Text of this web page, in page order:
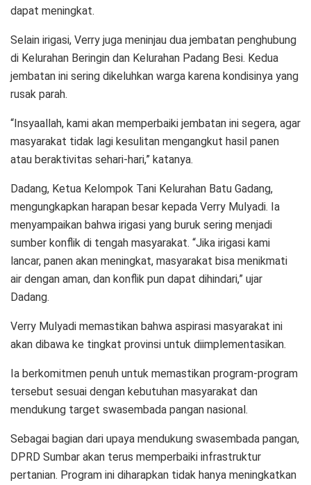
dapat meningkat.
Selain irigasi, Verry juga meninjau dua jembatan penghubung
di Kelurahan Beringin dan Kelurahan Padang Besi. Kedua
jembatan ini sering dikeluhkan warga karena kondisinya yang
rusak parah.
“Insyaallah, kami akan memperbaiki jembatan ini segera, agar
masyarakat tidak lagi kesulitan mengangkut hasil panen
atau beraktivitas sehari-hari,” katanya.
Dadang, Ketua Kelompok Tani Kelurahan Batu Gadang,
mengungkapkan harapan besar kepada Verry Mulyadi. Ia
menyampaikan bahwa irigasi yang buruk sering menjadi
sumber konflik di tengah masyarakat. “Jika irigasi kami
lancar, panen akan meningkat, masyarakat bisa menikmati
air dengan aman, dan konflik pun dapat dihindari,” ujar
Dadang.
Verry Mulyadi memastikan bahwa aspirasi masyarakat ini
akan dibawa ke tingkat provinsi untuk diimplementasikan.
Ia berkomitmen penuh untuk memastikan program-program
tersebut sesuai dengan kebutuhan masyarakat dan
mendukung target swasembada pangan nasional.
Sebagai bagian dari upaya mendukung swasembada pangan,
DPRD Sumbar akan terus memperbaiki infrastruktur
pertanian. Program ini diharapkan tidak hanya meningkatkan